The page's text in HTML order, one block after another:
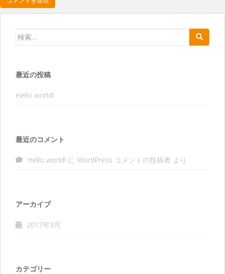
最近の投稿
Hello world!
最近のコメント
Hello world! に WordPress コメントの投稿者 より
アーカイブ
2017年3月
カテゴリー